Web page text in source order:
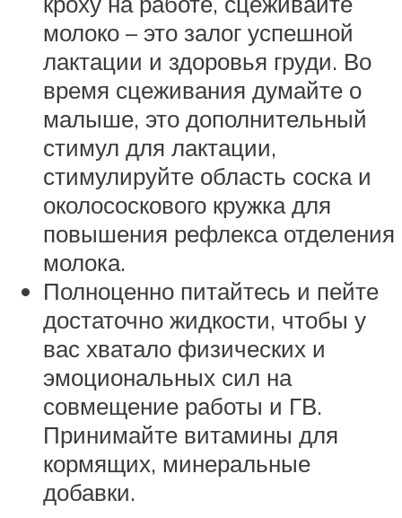
молоко – это залог успешной
лактации и здоровья груди. Во
время сцеживания думайте о
малыше, это дополнительный
стимул для лактации,
стимулируйте область соска и
околососкового кружка для
повышения рефлекса отделения
молока.
Полноценно питайтесь и пейте
достаточно жидкости, чтобы у
вас хватало физических и
эмоциональных сил на
совмещение работы и ГВ.
Принимайте витамины для
кормящих, минеральные
добавки.